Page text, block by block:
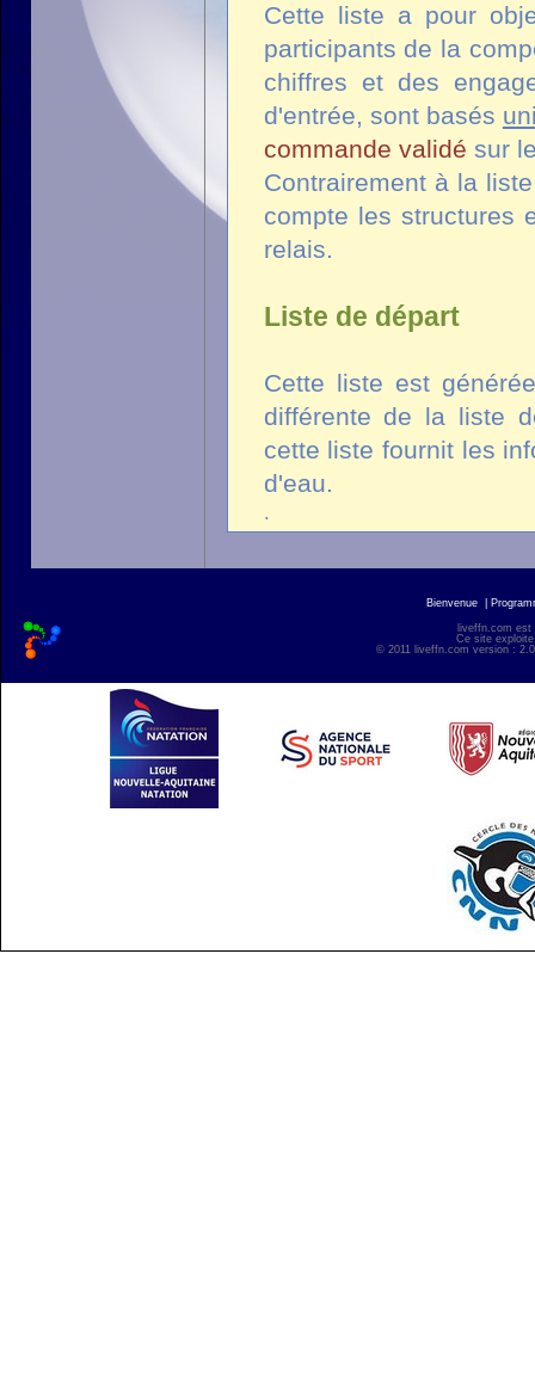
Cette liste a pour
participants de la
chiffres et des
d'entrée, sont basés
commande validé sur
Contrairement à la
compte les structures
relais.
Liste de départ
Cette liste est
différente de la liste
cette liste fournit les
d'eau.
.
Bienvenue
liveffn.com est
Ce site
© 2011 liveffn.com version :